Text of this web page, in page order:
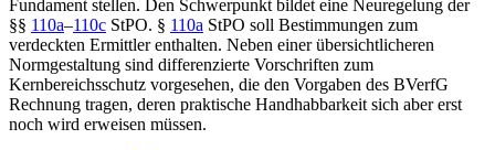
Fundament stellen. Den Schwerpunkt bildet eine Neuregelung der
§§ 110a–110c StPO. § 110a StPO soll Bestimmungen zum
verdeckten Ermittler enthalten. Neben einer übersichtlicheren
Normgestaltung sind differenzierte Vorschriften zum
Kernbereichsschutz vorgesehen, die den Vorgaben des BVerfG
Rechnung tragen, deren praktische Handhabbarkeit sich aber erst
noch wird erweisen müssen.